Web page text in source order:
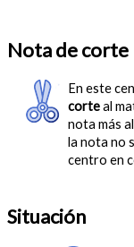
Nota de corte
En este
corteal
nota más
la nota no
centro en
Situación